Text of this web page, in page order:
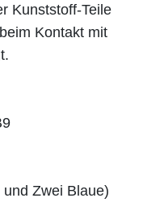
Kunststoff-Teile
Kontakt mit
Zwei Blaue)